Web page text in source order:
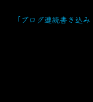
「ブログ連続書き込み